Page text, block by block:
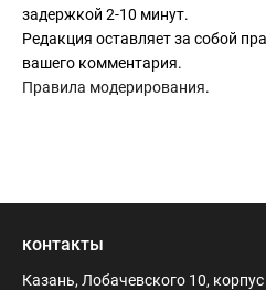
задержкой 2-10 минут.
Редакция оставляет за собой
вашего комментария.
Правила модерирования.
контакты
Казань, Лобачевского 10, корпус